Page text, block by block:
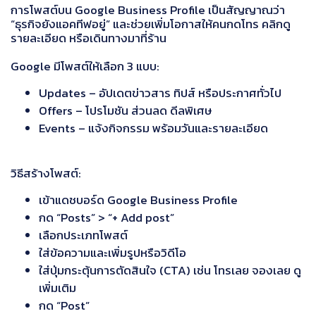
การโพสต์บน Google Business Profile เป็นสัญญาณว่า
“ธุรกิจยังแอคทีฟอยู่” และช่วยเพิ่มโอกาสให้คนกดโทร คลิกดู
รายละเอียด หรือเดินทางมาที่ร้าน
Google มีโพสต์ให้เลือก 3 แบบ:
Updates – อัปเดตข่าวสาร ทิปส์ หรือประกาศทั่วไป
Offers – โปรโมชัน ส่วนลด ดีลพิเศษ
Events – แจ้งกิจกรรม พร้อมวันและรายละเอียด
วิธีสร้างโพสต์:
เข้าแดชบอร์ด Google Business Profile
กด “Posts” > “+ Add post”
เลือกประเภทโพสต์
ใส่ข้อความและเพิ่มรูปหรือวิดีโอ
ใส่ปุ่มกระตุ้นการตัดสินใจ (CTA) เช่น โทรเลย จองเลย ดู
เพิ่มเติม
กด “Post”